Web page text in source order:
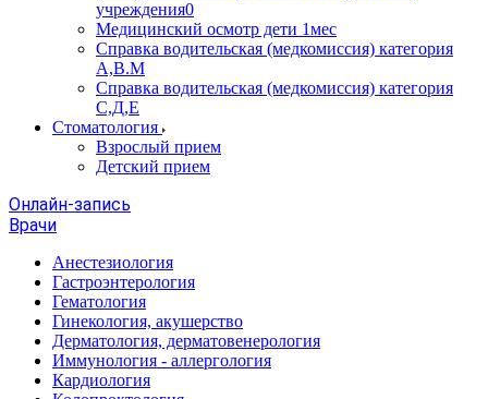
учреждения0
Медицинский осмотр дети 1мес
Справка водительская (медкомиссия) категория
А,В.М
Справка водительская (медкомиссия) категория
С,Д,Е
Стоматология
Взрослый прием
Детский прием
Онлайн-запись
Врачи
Анестезиология
Гастроэнтерология
Гематология
Гинекология, акушерство
Дерматология, дерматовенерология
Иммунология - аллергология
Кардиология